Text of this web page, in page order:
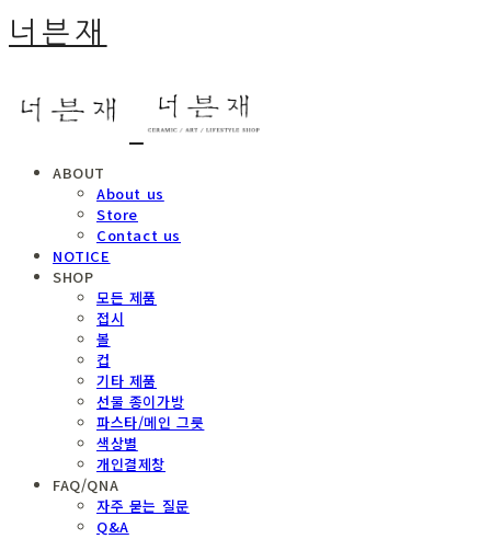
너븐재
ABOUT
About us
Store
Contact us
NOTICE
SHOP
모든 제품
접시
볼
컵
기타 제품
선물 종이가방
파스타/메인 그릇
색상별
개인결제창
FAQ/QNA
자주 묻는 질문
Q&A